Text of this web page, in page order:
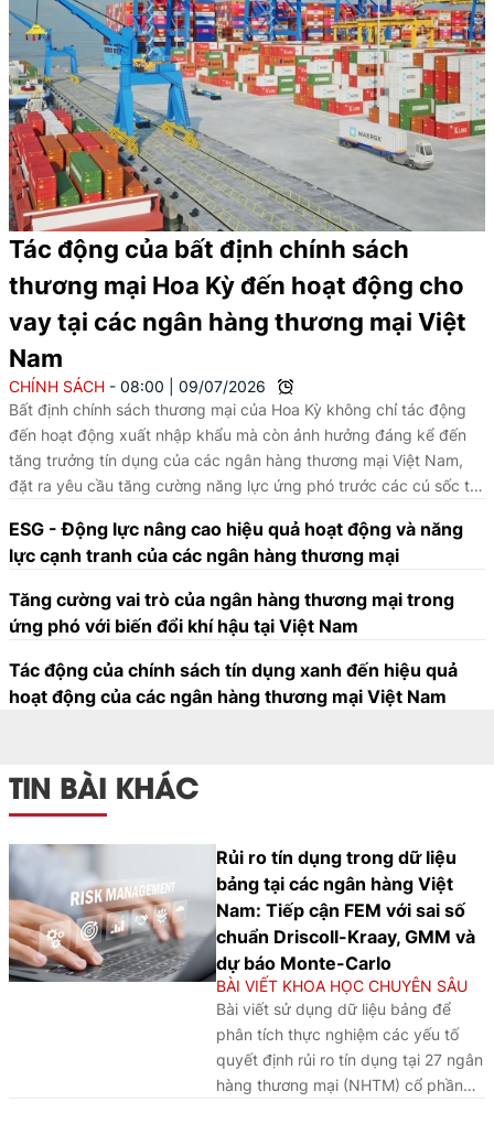
Tác động của bất định chính sách
thương mại Hoa Kỳ đến hoạt động cho
vay tại các ngân hàng thương mại Việt
Nam
CHÍNH SÁCH 08:00
09/07/2026
Bất định chính sách thương mại của Hoa Kỳ không chỉ tác động
đến hoạt động xuất nhập khẩu mà còn ảnh hưởng đáng kể đến
tăng trưởng tín dụng của các ngân hàng thương mại Việt Nam,
đặt ra yêu cầu tăng cường năng lực ứng phó trước các cú sốc từ
hệ thống tài chính - ngân hàng.
ESG - Động lực nâng cao hiệu quả hoạt động và năng
lực cạnh tranh của các ngân hàng thương mại
Tăng cường vai trò của ngân hàng thương mại trong
ứng phó với biến đổi khí hậu tại Việt Nam
Tác động của chính sách tín dụng xanh đến hiệu quả
hoạt động của các ngân hàng thương mại Việt Nam
TIN BÀI KHÁC
Rủi ro tín dụng trong dữ liệu
bảng tại các ngân hàng Việt
Nam: Tiếp cận FEM với sai số
chuẩn Driscoll-Kraay, GMM và
dự báo Monte-Carlo
BÀI VIẾT KHOA HỌC CHUYÊN SÂU
Bài viết sử dụng dữ liệu bảng để
phân tích thực nghiệm các yếu tố
quyết định rủi ro tín dụng tại 27 ngân
hàng thương mại (NHTM) cổ phần